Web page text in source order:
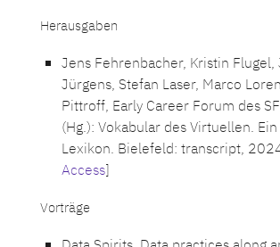
Herausgaben
Jens Fehrenbacher, Kristin Flugel,
Jürgens, Stefan Laser, Marco
Pittroff, Early Career Forum des
(Hg.): Vokabular des Virtuellen.
Lexikon. Bielefeld: transcript,
Access]
Vorträge